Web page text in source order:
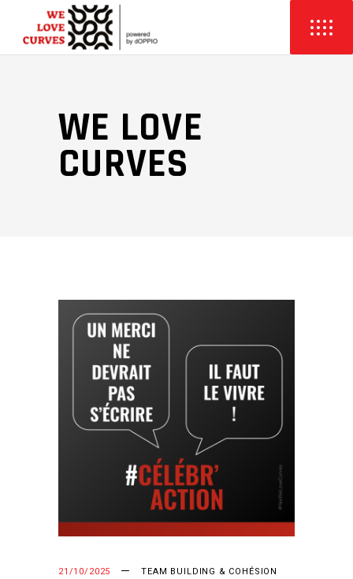
WE LOVE
CURVES
21/10/2025 TEAM BUILDING & COHÉSION